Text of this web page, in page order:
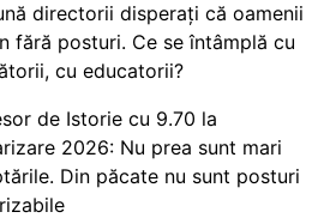
directorii disperați că oamenii
fără posturi. Ce se întâmplă cu
cu educatorii?
de Istorie cu 9.70 la
2026: Nu prea sunt mari
Din păcate nu sunt posturi